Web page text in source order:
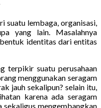
suatu lembaga, organisasi,
yang lain. Masalahnya
identitas dari entitas
terpikir suatu perusahaan
menggunakan seragam
jauh sekalipun? selain itu,
karena ada seragam
sekaligus mengembangkan